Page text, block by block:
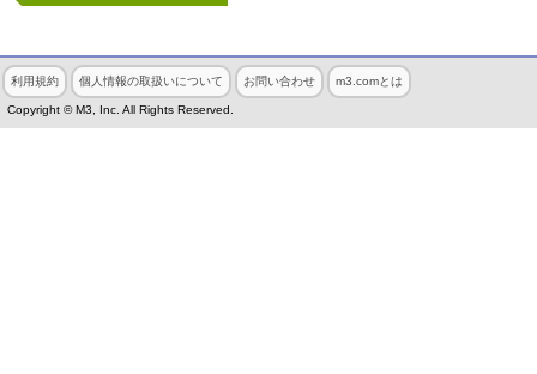
利用規約 個人情報の取扱いについて お問い合わせ m3.comとは
Copyright © M3, Inc. All Rights Reserved.